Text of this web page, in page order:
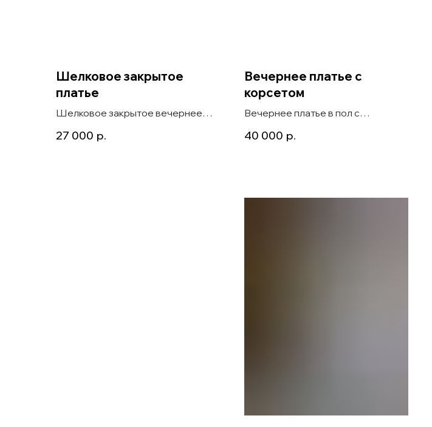
Шелковое закрытое
платье
Шелковое закрытое вечернее
Angelit
27 000 р.
Вечернее платье с
корсетом
Вечернее платье в пол с
юбкой на запах Astra красный
40 000 р.